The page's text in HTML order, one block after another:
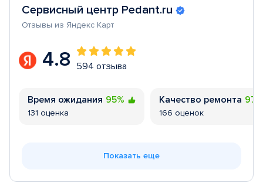
Сервисный центр Pedant.ru
Отзывы из Яндекс Карт
4.8 594 отзыва
Время ожидания 95%
131 оценка
Качество ремонта
166 оценок
Показать еще